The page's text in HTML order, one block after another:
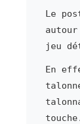
Le
jeu
En